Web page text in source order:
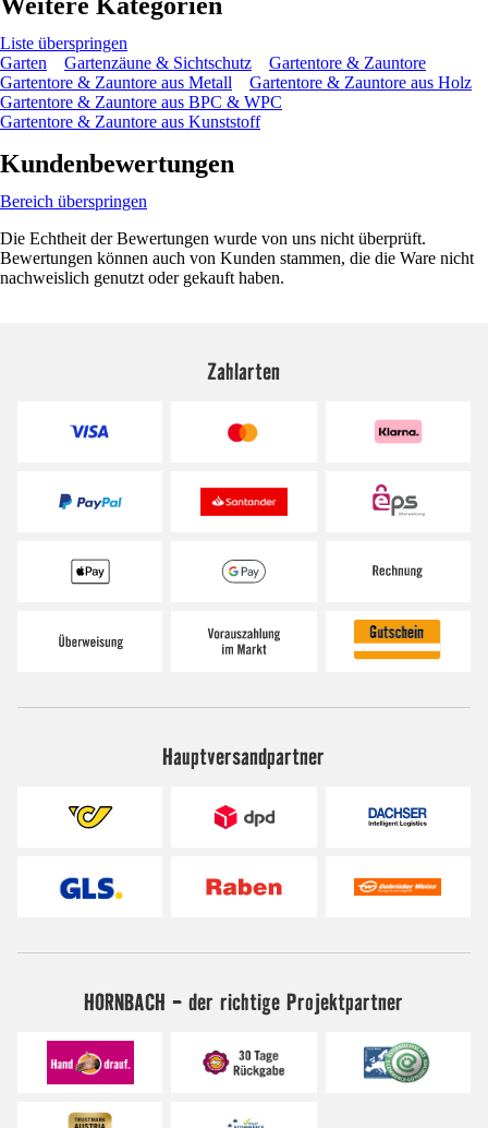
Liste überspringen
Garten
Gartenzäune & Sichtschutz
Gartentore & Zauntore
Gartentore & Zauntore aus Metall
Gartentore & Zauntore aus Holz
Gartentore & Zauntore aus BPC & WPC
Gartentore & Zauntore aus Kunststoff
Kundenbewertungen
Bereich überspringen
Die Echtheit der Bewertungen wurde von uns nicht überprüft.
Bewertungen können auch von Kunden stammen, die die Ware nicht
nachweislich genutzt oder gekauft haben.
Zahlarten
Hauptversandpartner
HORNBACH - der richtige Projektpartner